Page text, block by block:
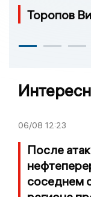
Торопов
06/08 12:23
После
соседнем